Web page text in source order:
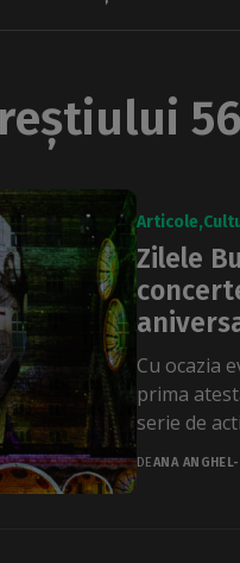
Articole
Zilele
Cu ocazia
prima
serie de
DEANA